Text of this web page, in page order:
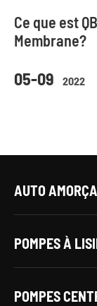
05-09 2022
Ce que est
Membrane?
AUTO
POMPES À
POMPES